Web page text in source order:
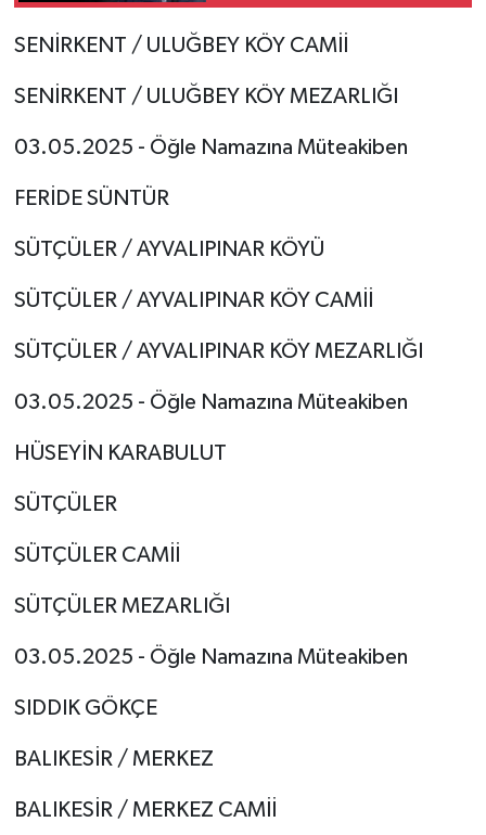
SENİRKENT / ULUĞBEY KÖY CAMİİ
SENİRKENT / ULUĞBEY KÖY MEZARLIĞI
03.05.2025 - Öğle Namazına Müteakiben
FERİDE SÜNTÜR
SÜTÇÜLER / AYVALIPINAR KÖYÜ
SÜTÇÜLER / AYVALIPINAR KÖY CAMİİ
SÜTÇÜLER / AYVALIPINAR KÖY MEZARLIĞI
03.05.2025 - Öğle Namazına Müteakiben
HÜSEYİN KARABULUT
SÜTÇÜLER
SÜTÇÜLER CAMİİ
SÜTÇÜLER MEZARLIĞI
03.05.2025 - Öğle Namazına Müteakiben
SIDDIK GÖKÇE
BALIKESİR / MERKEZ
BALIKESİR / MERKEZ CAMİİ